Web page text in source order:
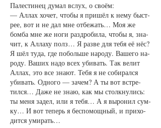
Па­лес­ти­нец ду­мал вслух, о сво­ём:
— Ал­лах хо­чет, что­бы я при­шёл к не­му быст­
рее, вот и не дал мне от­бе­жать… Моя же
бом­ба мне же но­ги раз­дро­би­ла, что­бы я, зна­
чит, к Ал­ла­ху полз… Я раз­ве для те­бя её нёс?
Я шёл ту­да, где по­боль­ше на­ро­ду. Ва­ше­го на­
ро­ду. Ва­ших на­до всех уби­вать. Так ве­лит
Ал­лах, это все зна­ют. Те­бя я не со­би­рал­ся
уби­вать. Од­но­го — за­чем? А ты вот встре­
тил­ся… Да­же не знаю, как мы столк­ну­лись:
ты ме­ня за­дел, или я те­бя… А я вы­ро­нил сум­
ку… И вот те­перь я бес­по­мощ­ный, и при­хо­
дит­ся уми­рать…